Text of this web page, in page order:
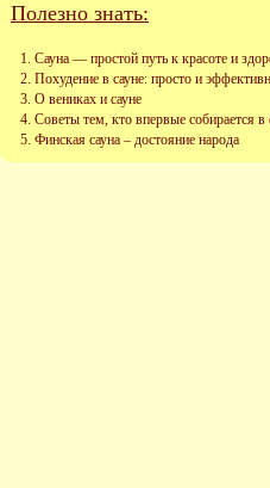
Полезно знать:
Сауна — простой путь к красоте и
Похудение в сауне: просто и
О вениках и сауне
Советы тем, кто впервые собирается в
Финская сауна – достояние народа